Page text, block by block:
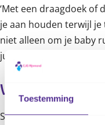
Toestemming
‘Met een draagdoek of
je aan houden terwijl
niet alleen om je baby
jullie band.’
Wat als je
Soms, ondanks alle